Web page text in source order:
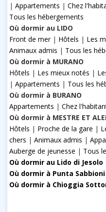
| Appartements | Chez
Tous les hébergements
Où dormir au LIDO
Front de mer| Hôtels | Les
Animaux admis | Tous les
Où dormir à MURANO
Hôtels | Les mieux notés |
| Appartements | Tous les
Où dormir à BURANO
Appartements | Chez
Où dormir à MESTRE ET
Hôtels | Proche de la gare |
chers | Animaux admis |
Auberge de jeunesse | Tous
Où dormir au Lido di Jesolo
Où dormir à Punta
Où dormir à Chioggia